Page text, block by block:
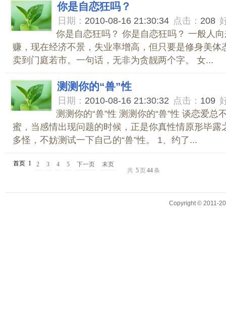
你是自恋狂吗？
日期： 2010-08-16 21:30:34 点击： 208
你是自恋狂吗？ 你是自恋狂吗？ 一般人
赚，现在经济不景，失业率增高，但只要是修身美体
卖到门庭若市。一句话，无非为贪靓两个字。 女...
测测你的“兽”性
日期： 2010-08-16 21:30:32 点击： 109
测测你的“兽”性 测测你的“兽”性 谈恋爱总
蜜，当感情出现问题的时候，正是你真性情原形毕露
多怪，不妨测试一下自己的“兽”性。 1、约了...
首页 1 2 3 4 5 下一页
末页
共 5页44条
Copyright © 2011-